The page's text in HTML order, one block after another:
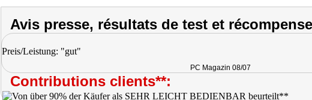
Avis presse, résultats de test et
Preis/Leistung: "gut"
PC Magazin 08/07
Contributions clients**: